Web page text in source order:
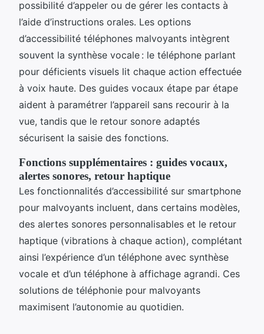
possibilité d’appeler ou de gérer les contacts à
l’aide d’instructions orales. Les options
d’accessibilité téléphones malvoyants intègrent
souvent la synthèse vocale : le téléphone parlant
pour déficients visuels lit chaque action effectuée
à voix haute. Des guides vocaux étape par étape
aident à paramétrer l’appareil sans recourir à la
vue, tandis que le retour sonore adaptés
sécurisent la saisie des fonctions.
Fonctions supplémentaires : guides vocaux,
alertes sonores, retour haptique
Les fonctionnalités d’accessibilité sur smartphone
pour malvoyants incluent, dans certains modèles,
des alertes sonores personnalisables et le retour
haptique (vibrations à chaque action), complétant
ainsi l’expérience d’un téléphone avec synthèse
vocale et d’un téléphone à affichage agrandi. Ces
solutions de téléphonie pour malvoyants
maximisent l’autonomie au quotidien.